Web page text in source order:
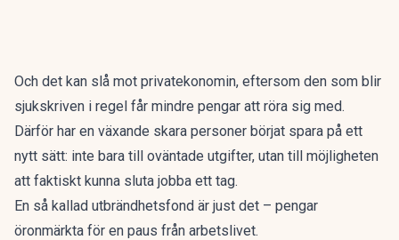
Och det kan slå mot privatekonomin, eftersom den som blir
sjukskriven i regel får mindre pengar att röra sig med.
Därför har en växande skara personer börjat spara på ett
nytt sätt: inte bara till oväntade utgifter, utan till möjligheten
att faktiskt kunna sluta jobba ett tag.
En så kallad utbrändhetsfond är just det – pengar
öronmärkta för en paus från arbetslivet.